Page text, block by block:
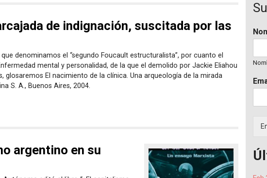
de indignación, suscitada por las
denominamos el “segundo Foucault estructuralista”, por cuanto el
mental y personalidad, de la que el demolido por Jackie Eliahou
glosaremos El nacimiento de la clínica. Una arqueología de la mirada
S. A., Buenos Aires, 2004.
argentino en su